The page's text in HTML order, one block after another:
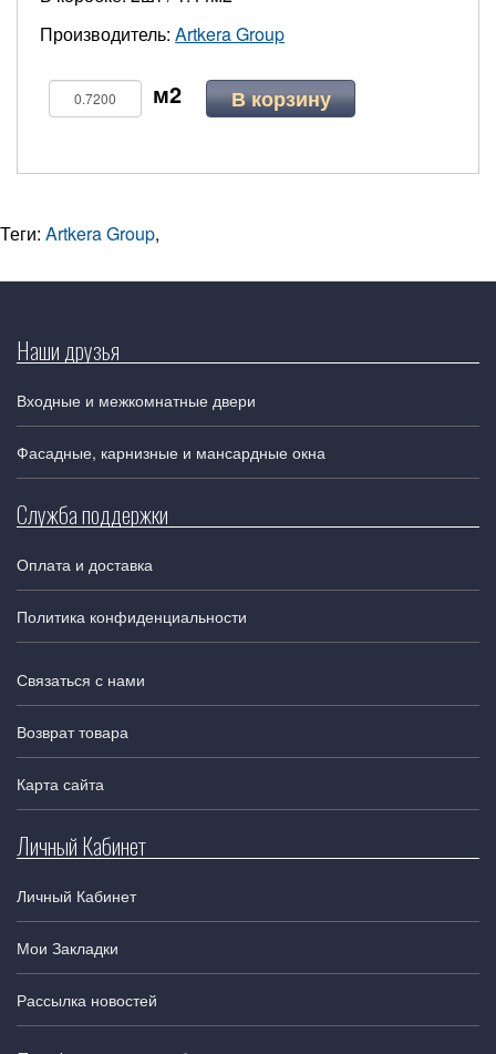
Производитель: Artkera Group
В корзину
Теги: Artkera Group,
Наши друзья
Входные и межкомнатные двери
Фасадные, карнизные и мансардные окна
Служба поддержки
Оплата и доставка
Политика конфиденциальности
Связаться с нами
Возврат товара
Карта сайта
Личный Кабинет
Личный Кабинет
Мои Закладки
Рассылка новостей